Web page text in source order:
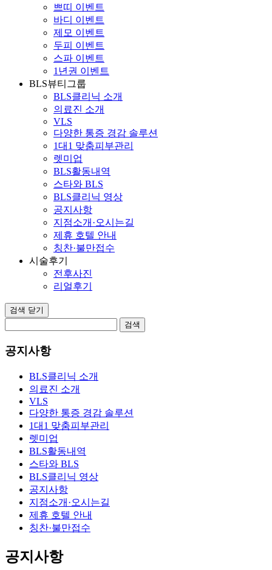
쁘띠 이벤트
바디 이벤트
제모 이벤트
두피 이벤트
스파 이벤트
1년권 이벤트
BLS뷰티그룹
BLS클리닉 소개
의료진 소개
VLS
다양한 통증 경감 솔루션
1대1 맞춤피부관리
렛미업
BLS활동내역
스타와 BLS
BLS클리닉 영상
공지사항
지점소개·오시는길
제휴 호텔 안내
칭찬·불만접수
시술후기
전후사진
리얼후기
검색 닫기
검색
공지사항
BLS클리닉 소개
의료진 소개
VLS
다양한 통증 경감 솔루션
1대1 맞춤피부관리
렛미업
BLS활동내역
스타와 BLS
BLS클리닉 영상
공지사항
지점소개·오시는길
제휴 호텔 안내
칭찬·불만접수
공지사항